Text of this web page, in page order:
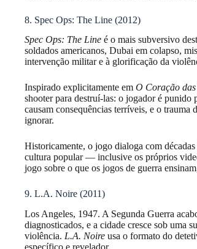
8. Spec Ops: The Line (2012)
Spec Ops: The Line é o mais subversivo
soldados americanos, Dubai em colapso,
intervenção militar e à glorificação da
Inspirado explicitamente em O Coração das
shooter para destruí-las: o jogador é punido
causam consequências terríveis, e o
ignorar.
Historicamente, o jogo dialoga com
cultura popular — inclusive os próprios
jogo sobre o que os jogos de guerra
9. L.A. Noire (2011)
Los Angeles, 1947. A Segunda Guerra
diagnosticados, e a cidade cresce sob uma
violência. L.A. Noire usa o formato do